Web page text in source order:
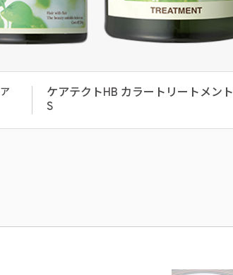
ケアテクトHB カラートリートメント
S